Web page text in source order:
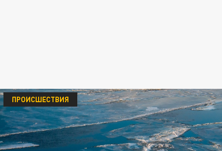
ПРОИСШЕСТВИЯ